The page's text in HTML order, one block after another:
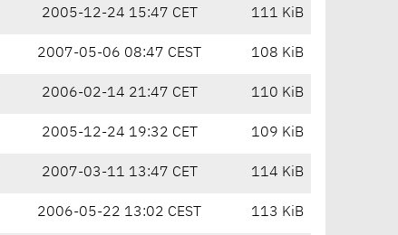
2005-12-24 15:47 CET 111 KiB
2007-05-06 08:47 CEST 108 KiB
2006-02-14 21:47 CET 110 KiB
2005-12-24 19:32 CET 109 KiB
2007-03-11 13:47 CET 114 KiB
2006-05-22 13:02 CEST 113 KiB